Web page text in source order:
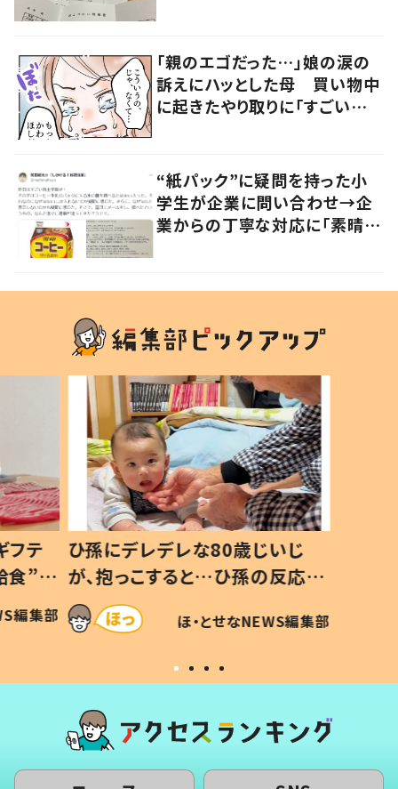
「親のエゴだった…」娘の涙の
訴えにハッとした母 買い物中
に起きたやり取りに「すごい分
“紙パック”に疑問を持った小
学生が企業に問い合わせ→企
業からの丁寧な対応に「素晴ら
フテ
食”を
の親
編集部
ひ孫にデレデレな80歳じいじ
が、抱っこすると…ひ孫の反応に
「涙が出ました」「可愛くて仕方な
い」
ほ・とせなNEWS編集部